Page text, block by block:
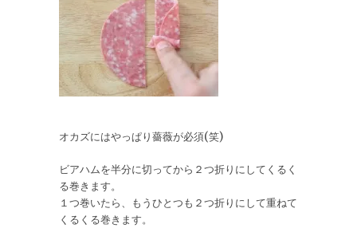
オカズにはやっぱり薔薇が必須(笑)
ビアハムを半分に切ってから２つ折りにしてくるく
る巻きます。
１つ巻いたら、もうひとつも２つ折りにして重ねて
くるくる巻きます。